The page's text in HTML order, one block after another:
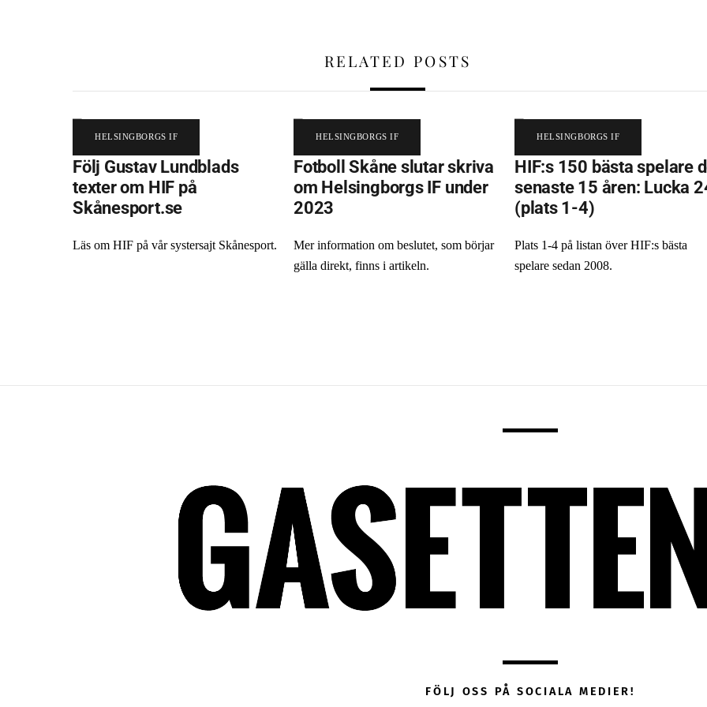
RELATED POSTS
HELSINGBORGS IF
Följ Gustav Lundblads
texter om HIF på
Skånesport.se
Läs om HIF på vår systersajt Skånesport.
HELSINGBORGS IF
Fotboll Skåne slutar skriva
om Helsingborgs IF under
2023
Mer information om beslutet, som börjar
gälla direkt, finns i artikeln.
HELSINGBORGS IF
HIF:s 150 bästa spelare
senaste 15 åren: Lucka
(plats 1-4)
Plats 1-4 på listan över HIF:s bästa
spelare sedan 2008.
FÖLJ OSS PÅ SOCIALA MEDIER!